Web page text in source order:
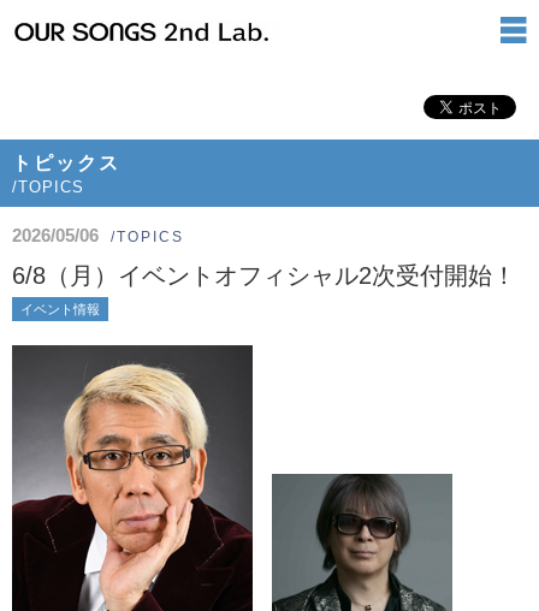
トピックス
/TOPICS
2026/05/06 /TOPICS
6/8（月）イベントオフィシャル2次受付開始！
イベント情報